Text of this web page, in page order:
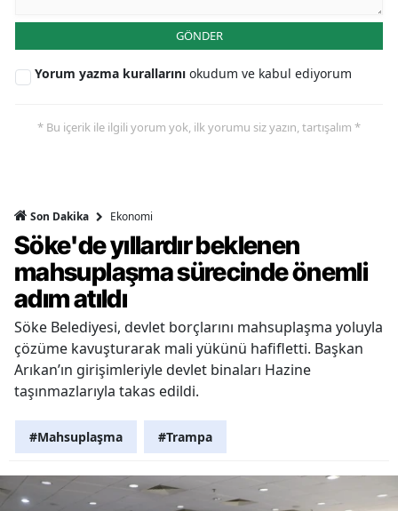
GÖNDER
Yorum yazma kurallarını okudum ve kabul ediyorum
* Bu içerik ile ilgili yorum yok, ilk yorumu siz yazın, tartışalım *
Son Dakika Ekonomi
Söke'de yıllardır beklenen
mahsuplaşma sürecinde önemli
adım atıldı
Söke Belediyesi, devlet borçlarını mahsuplaşma yoluyla
çözüme kavuşturarak mali yükünü hafifletti. Başkan
Arıkan’ın girişimleriyle devlet binaları Hazine
taşınmazlarıyla takas edildi.
#Mahsuplaşma #Trampa